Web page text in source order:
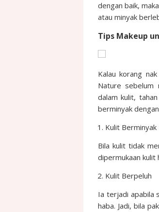
dengan baik,
atau minyak
Tips Makeup
Kalau korang
Nature sebelum
dalam kulit,
berminyak
Kulit Berminyak
Bila kulit tidak
dipermukaan kulit
Kulit Berpeluh
Ia terjadi apabila
haba. Jadi, bila